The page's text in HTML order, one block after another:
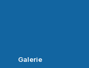
Galerie